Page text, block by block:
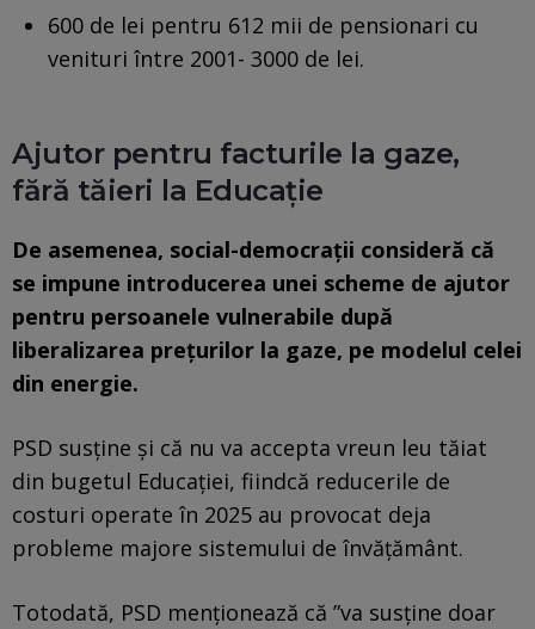
600 de lei pentru 612 mii de pensionari cu
venituri între 2001- 3000 de lei.
Ajutor pentru facturile la gaze,
fără tăieri la Educație
De asemenea, social-democrații consideră că
se impune introducerea unei scheme de ajutor
pentru persoanele vulnerabile după
liberalizarea preţurilor la gaze, pe modelul celei
din energie.
PSD susţine și că nu va accepta vreun leu tăiat
din bugetul Educaţiei, fiindcă reducerile de
costuri operate în 2025 au provocat deja
probleme majore sistemului de învăţământ.
Totodată, PSD menţionează că ”va susţine doar